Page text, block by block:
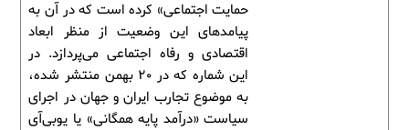
حمایت اجتماعی» کرده است که در آن به
پیامدهای این وضعیت از منظر ابعاد
اقتصادی و رفاه اجتماعی می‌پردازد. در
این شماره که در 20 بهمن منتشر شده،
به موضوع تجارب ایران و جهان در اجرای
سیاست «درآمد پایه همگانی» یا یوبی‌آی